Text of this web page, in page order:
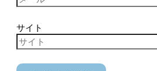
サイト